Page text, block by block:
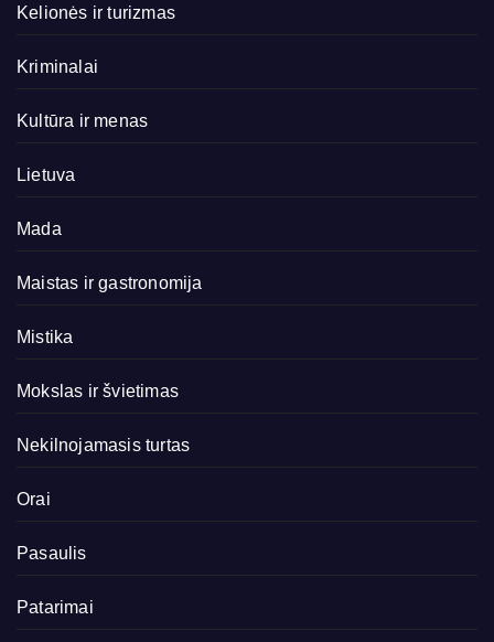
Kelionės ir turizmas
Kriminalai
Kultūra ir menas
Lietuva
Mada
Maistas ir gastronomija
Mistika
Mokslas ir švietimas
Nekilnojamasis turtas
Orai
Pasaulis
Patarimai